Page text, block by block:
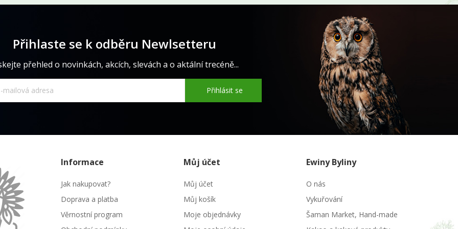
Přihlaste se k odběru Newlsetteru
přehled o novinkách, akcích, slevách a o aktální trecéně...
Přihlásit se
Informace
Jak nakupovat?
Doprava a platba
Věrnostní program
Můj účet
Můj účet
Můj košík
Moje objednávky
Ewiny Byliny
O nás
Vykuřování
Šaman Market, Hand-made